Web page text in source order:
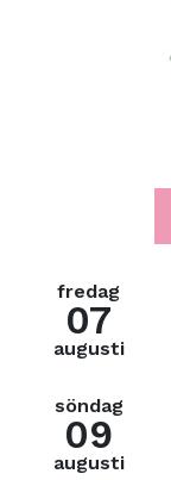
fredag
07
augusti
söndag
09
augusti